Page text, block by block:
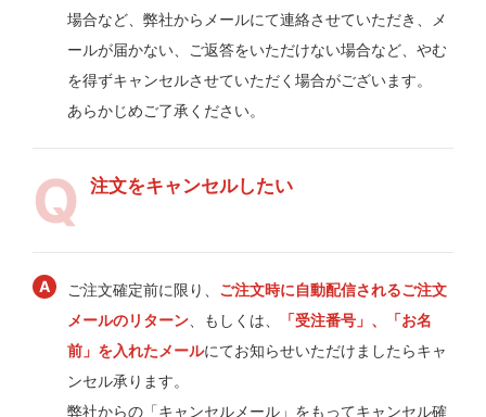
場合など、弊社からメールにて連絡させていただき、メ
ールが届かない、ご返答をいただけない場合など、やむ
を得ずキャンセルさせていただく場合がございます。
あらかじめご了承ください。
注文をキャンセルしたい
ご注文確定前に限り、 ご注文時に自動配信されるご注文
メールのリターン、もしくは、
「受注番号」、「お名
前」を入れたメールにてお知らせいただけましたらキャ
ンセル承ります。
弊社からの「キャンセルメール」をもってキャンセル確